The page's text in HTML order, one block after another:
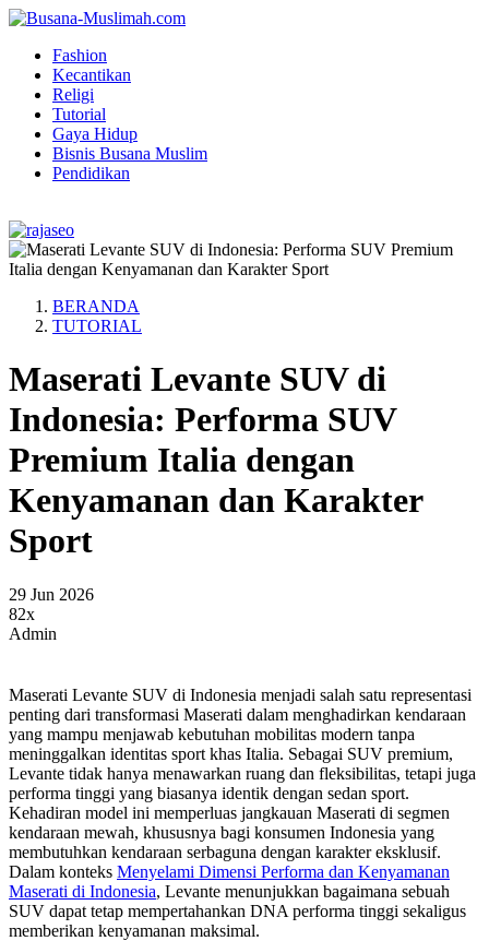
Fashion
Kecantikan
Religi
Tutorial
Gaya Hidup
Bisnis Busana Muslim
Pendidikan
BERANDA
TUTORIAL
Maserati Levante SUV di
Indonesia: Performa SUV
Premium Italia dengan
Kenyamanan dan Karakter
Sport
29 Jun 2026
82x
Admin
Maserati Levante SUV di Indonesia menjadi salah satu representasi
penting dari transformasi Maserati dalam menghadirkan kendaraan
yang mampu menjawab kebutuhan mobilitas modern tanpa
meninggalkan identitas sport khas Italia. Sebagai SUV premium,
Levante tidak hanya menawarkan ruang dan fleksibilitas, tetapi juga
performa tinggi yang biasanya identik dengan sedan sport.
Kehadiran model ini memperluas jangkauan Maserati di segmen
kendaraan mewah, khususnya bagi konsumen Indonesia yang
membutuhkan kendaraan serbaguna dengan karakter eksklusif.
Dalam konteks Menyelami Dimensi Performa dan Kenyamanan
Maserati di Indonesia, Levante menunjukkan bagaimana sebuah
SUV dapat tetap mempertahankan DNA performa tinggi sekaligus
memberikan kenyamanan maksimal.